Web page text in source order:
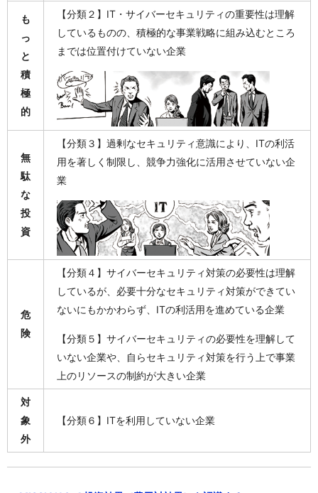
も
っ
と
積
極
的
【分類２】IT・サイバーセキュリティの重要性は理解
しているものの、積極的な事業戦略に組み込むところ
までは位置付けていない企業
無
駄
な
投
資
【分類３】過剰なセキュリティ意識により、ITの利活
用を著しく制限し、競争力強化に活用させていない企
業
危
険
【分類４】サイバーセキュリティ対策の必要性は理解
しているが、必要十分なセキュリティ対策ができてい
ないにもかかわらず、ITの利活用を進めている企業
【分類５】サイバーセキュリティの必要性を理解して
いない企業や、自らセキュリティ対策を行う上で事業
上のリソースの制約が大きい企業
対
象
外
【分類６】ITを利用していない企業